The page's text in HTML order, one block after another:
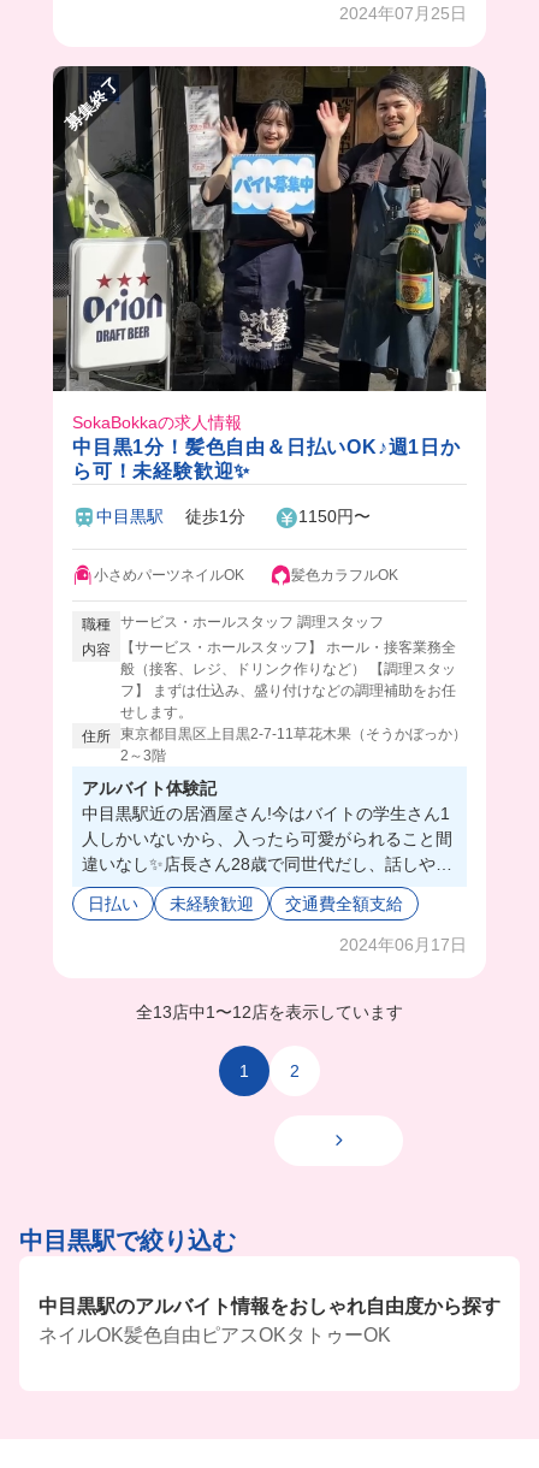
2024年07月25日
募集終了
SokaBokkaの求人情報
中目黒1分！髪色自由＆日払いOK♪週1日か
ら可！未経験歓迎✨
中目黒駅 徒歩1分 1150円〜
小さめパーツネイルOK 髪色カラフルOK
職種 サービス・ホールスタッフ 調理スタッフ
内容
【サービス・ホールスタッフ】 ホール・接客業務全
般（接客、レジ、ドリンク作りなど） 【調理スタッ
フ】 まずは仕込み、盛り付けなどの調理補助をお任
せします。
住所 東京都目黒区上目黒2-7-11草花木果（そうかぼっか）
2～3階
アルバイト体験記
中目黒駅近の居酒屋さん!今はバイトの学生さん1
人しかいないから、入ったら可愛がられること間
違いなし✨店長さん28歳で同世代だし、話しやす
かったよ💘まかないでお酒が飲めちゃったり、現
金手渡しでもらえちゃうのも最高すぎる💡
日払い 未経験歓迎 交通費全額支給
2024年06月17日
全13店中1〜12店を表示しています
1 2
中目黒駅で絞り込む
中目黒駅のアルバイト情報をおしゃれ自由度から探す
ネイルOK髪色自由 ピアスOKタトゥーOK